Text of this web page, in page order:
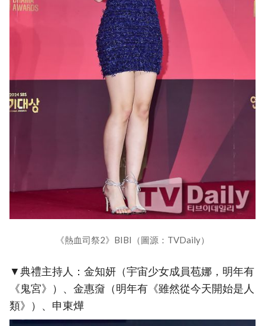
《熱血司祭2》BIBI（圖源：TVDaily）
▼典禮主持人：金知妍（宇宙少女成員苞娜，明年有
《鬼宮》）、金惠奫（明年有《雖然從今天開始是人
類》）、申東燁